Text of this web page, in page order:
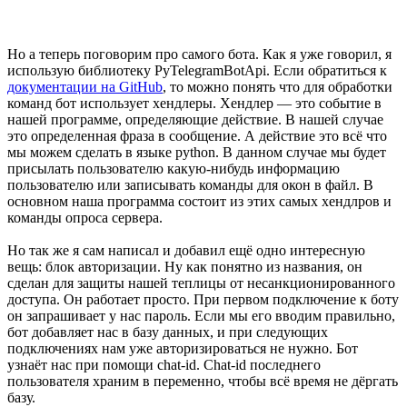
Но а теперь поговорим про самого бота. Как я уже говорил, я
использую библиотеку PyTelegramBotApi. Если обратиться к
документации на GitHub, то можно понять что для обработки
команд бот использует хендлеры. Хендлер — это событие в
нашей программе, определяющие действие. В нашей случае
это определенная фраза в сообщение. А действие это всё что
мы можем сделать в языке python. В данном случае мы будет
присылать пользователю какую-нибудь информацию
пользователю или записывать команды для окон в файл. В
основном наша программа состоит из этих самых хендлров и
команды опроса сервера.
Но так же я сам написал и добавил ещё одно интересную
вещь: блок авторизации. Ну как понятно из названия, он
сделан для защиты нашей теплицы от несанкционированного
доступа. Он работает просто. При первом подключение к боту
он запрашивает у нас пароль. Если мы его вводим правильно,
бот добавляет нас в базу данных, и при следующих
подключениях нам уже авторизироваться не нужно. Бот
узнаёт нас при помощи chat-id. Chat-id последнего
пользователя храним в переменно, чтобы всё время не дёргать
базу.